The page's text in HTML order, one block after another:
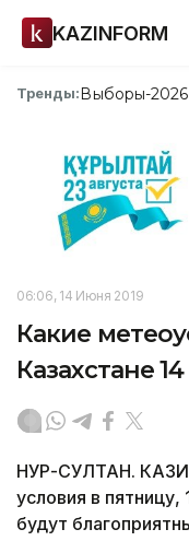
KAZINFORM
Тренды:Выборы-2026
06:06, 14 Июня 2019
Какие
Казахстане
НУР-СУЛТАН.
условия в пятницу,
будут